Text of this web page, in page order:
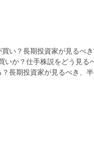
い？長期投資家が見るべ
いか？仕手株説をどう見
長期投資家が見るべき、